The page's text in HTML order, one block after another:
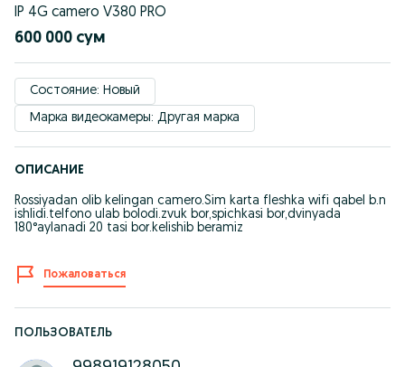
IP 4G camero V380 PRO
600 000 сум
Состояние: Новый
Марка видеокамеры: Другая марка
ОПИСАНИЕ
Rossiyadan olib kelingan camero.Sim karta fleshka wifi qabel b.n
ishlidi.telfono ulab bolodi.zvuk bor,spichkasi bor,dvinyada
180°aylanadi 20 tasi bor.kelishib beramiz
Пожаловаться
ПОЛЬЗОВАТЕЛЬ